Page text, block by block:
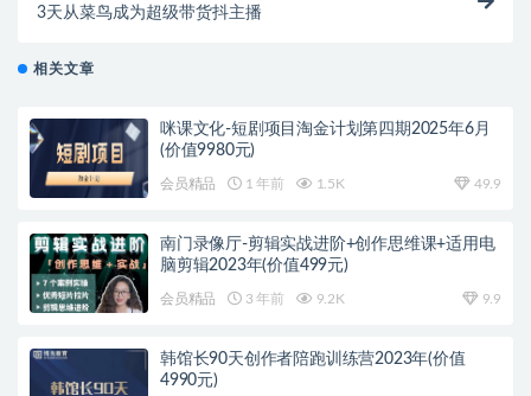
3天从菜鸟成为超级带货抖主播
相关文章
咪课文化-短剧项目淘金计划第四期2025年6月
(价值9980元)
会员精品 1 年前 1.5K 49.9
南门录像厅-剪辑实战进阶+创作思维课+适用电
脑剪辑2023年(价值499元)
会员精品 3 年前 9.2K 9.9
韩馆长90天创作者陪跑训练营2023年(价值
4990元)